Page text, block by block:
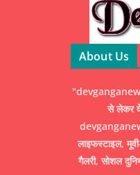
About Us
से लेकर
लाइफस्टाइल,
गैलरी, सोशल